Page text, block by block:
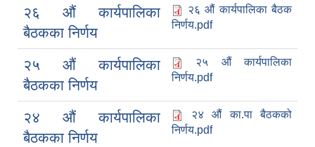
२६ औं कार्यपालिका
बैठकका निर्णय
२६ औं कार्यपालिका बैठक
निर्णय.pdf
२५ औं कार्यपालिका
बैठकका निर्णय
२५ औं कार्यपालिका
निर्णय.pdf
२४ औं कार्यपालिका
बैठकका निर्णय
२४ औं का.पा बैठकको
निर्णय.pdf